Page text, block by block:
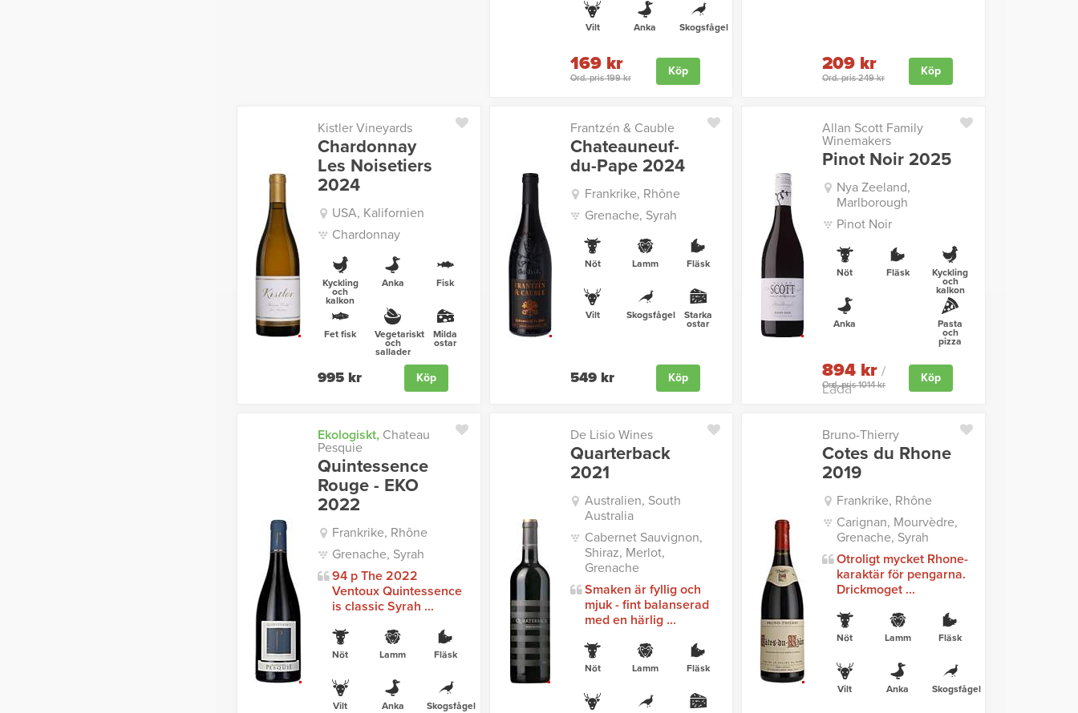
Vilt Anka Skogsfågel
Ord. pris 199 kr
169 kr Köp
Ord. pris 249 kr
209 kr Köp
Kistler Vineyards
Chardonnay
Les Noisetiers
2024
USA, Kalifornien
Chardonnay
Kyckling
och
kalkon
Anka Fisk
Fet fisk Vegetariskt
och
sallader
Milda
ostar
995 kr Köp
Frantzén & Cauble
Chateauneuf-
du-Pape 2024
Frankrike, Rhône
Grenache, Syrah
Nöt Lamm Fläsk
Vilt Skogsfågel Starka
ostar
549 kr Köp
Allan Scott Family
Winemakers
Pinot Noir 2025
Nya Zeeland,
Marlborough
Pinot Noir
Nöt Fläsk Kyckling
och
kalkon
Anka Pasta
och
pizza
Ord. pris 1014 kr
894 kr /
Låda
Köp
Ekologiskt, Chateau
Pesquie
Quintessence
Rouge - EKO
2022
Frankrike, Rhône
Grenache, Syrah
94 p The 2022
Ventoux Quintessence
is classic Syrah ...
Nöt Lamm Fläsk
Vilt Anka Skogsfågel
De Lisio Wines
Quarterback
2021
Australien, South
Australia
Cabernet Sauvignon,
Shiraz, Merlot,
Grenache
Smaken är fyllig och
mjuk - fint balanserad
med en härlig ...
Nöt Lamm Fläsk
Bruno-Thierry
Cotes du Rhone
2019
Frankrike, Rhône
Carignan, Mourvèdre,
Grenache, Syrah
Otroligt mycket Rhone-
karaktär för pengarna.
Drickmoget ...
Nöt Lamm Fläsk
Vilt Anka Skogsfågel